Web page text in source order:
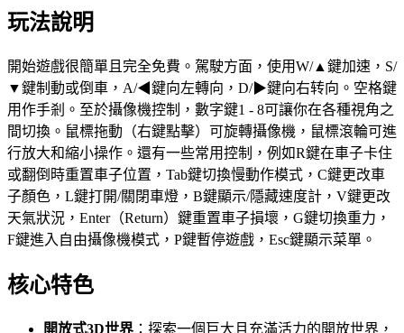
玩法說明
開始遊戲很簡單且完全免費。駕駛方面，使用W/▲鍵加速，S/
▼鍵制動或倒車，A/◀鍵向左轉向，D/▶鍵向右转向。空格鍵
用作手剎。至於攝像機控制，數字鍵1 - 8可讓你在各種視角之
間切換。鼠標拖動（右鍵點擊）可旋轉攝像機，鼠標滾輪可進
行放大和縮小操作。還有一些常用控制，例如R鍵在車子卡住
或翻倒時重置車子位置，Tab鍵切換慢動作模式，C鍵更改車
子顏色，L鍵打開/關閉車燈，B鍵顯示/隱藏速度計，V鍵更改
天氣狀況，Enter（Return）鍵重置車子損壞，G鍵切換重力，
F鍵進入自由攝像機模式，P鍵暫停遊戲，Esc鍵顯示菜單。
核心特色
開放式3D世界 ：探索一個巨大且充滿活力的開放世界，